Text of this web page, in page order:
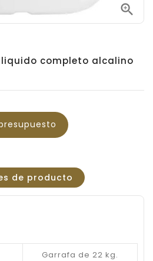

liquido completo alcalino
de producto
Garrafa de 22 kg.